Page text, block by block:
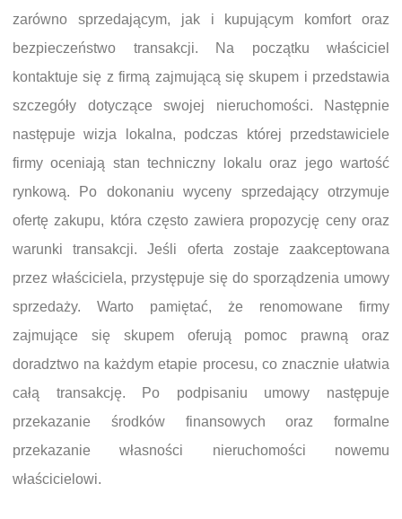
zarówno sprzedającym, jak i kupującym komfort oraz
bezpieczeństwo transakcji. Na początku właściciel
kontaktuje się z firmą zajmującą się skupem i przedstawia
szczegóły dotyczące swojej nieruchomości. Następnie
następuje wizja lokalna, podczas której przedstawiciele
firmy oceniają stan techniczny lokalu oraz jego wartość
rynkową. Po dokonaniu wyceny sprzedający otrzymuje
ofertę zakupu, która często zawiera propozycję ceny oraz
warunki transakcji. Jeśli oferta zostaje zaakceptowana
przez właściciela, przystępuje się do sporządzenia umowy
sprzedaży. Warto pamiętać, że renomowane firmy
zajmujące się skupem oferują pomoc prawną oraz
doradztwo na każdym etapie procesu, co znacznie ułatwia
całą transakcję. Po podpisaniu umowy następuje
przekazanie środków finansowych oraz formalne
przekazanie własności nieruchomości nowemu
właścicielowi.